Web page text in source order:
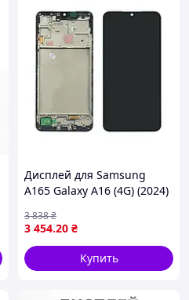
Дисплей для Samsung
A165 Galaxy A16 (4G) (2024)
корпусной рамкой GH82-
36253A Original
3 454.20 ₴
3 838₴
Купить